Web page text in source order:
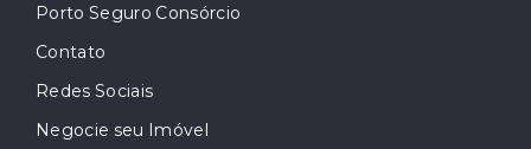
Porto Seguro Consórcio
Contato
Redes Sociais
Negocie seu Imóvel